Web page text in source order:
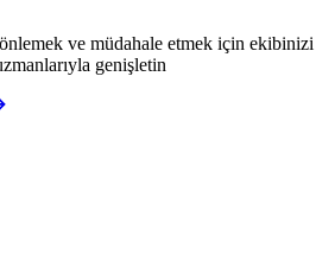
ve müdahale etmek için ekibinizi
genişletin